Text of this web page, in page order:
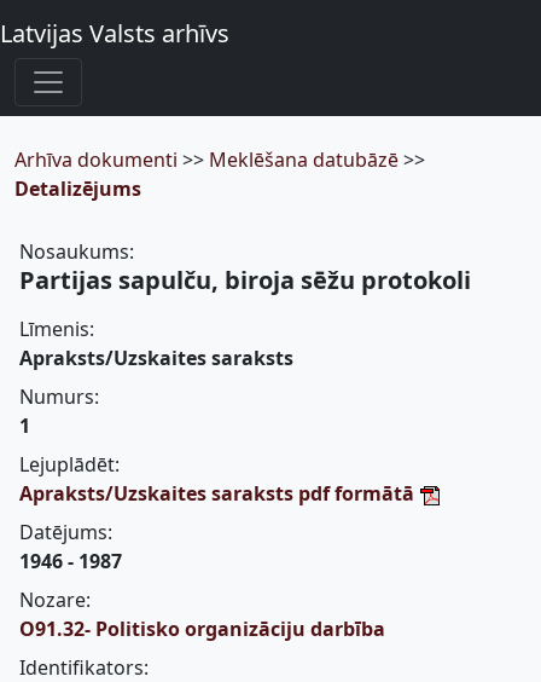
Latvijas Valsts arhīvs
Arhīva dokumenti >> Meklēšana datubāzē>>
Detalizējums
Nosaukums:
Partijas sapulču, biroja sēžu protokoli
Līmenis:
Apraksts/Uzskaites saraksts
Numurs:
1
Lejuplādēt:
Apraksts/Uzskaites saraksts pdf formātā
Datējums:
1946 - 1987
Nozare:
O91.32- Politisko organizāciju darbība
Identifikators: